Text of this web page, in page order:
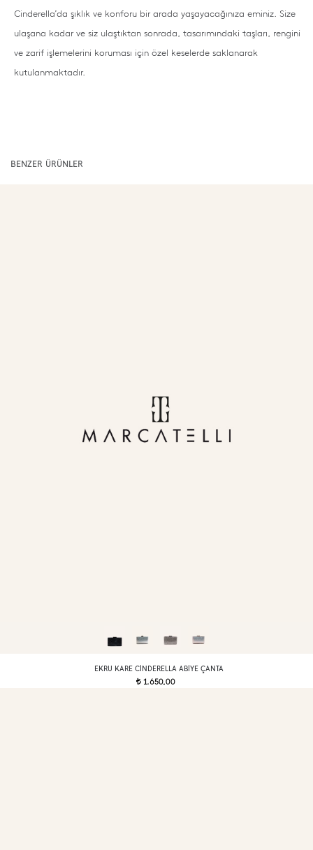
Cinderella’da şıklık ve konforu bir arada yaşayacağınıza eminiz. Size
ulaşana kadar ve siz ulaştıktan sonrada, tasarımındaki taşları, rengini
ve zarif işlemelerini koruması için özel keselerde saklanarak
kutulanmaktadır.
BENZER ÜRÜNLER
EKRU KARE CINDERELLA ABIYE ÇANTA
t 1.650,00